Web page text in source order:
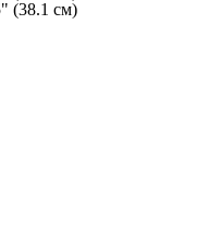
(38.1 см)